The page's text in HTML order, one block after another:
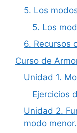
5. Los
5. Los
6. Recursos
Curso de
Unidad 1.
Ejercicios
Unidad 2.
modo menor.